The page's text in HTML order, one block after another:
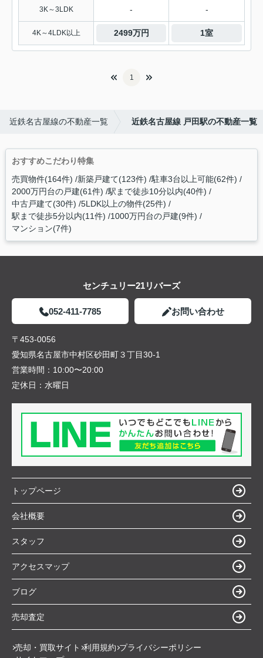
3K～3LDK - -
4K～4LDK以上 2499万円 1室
1
近鉄名古屋線の不動産一覧 近鉄名古屋線 戸田駅の不動産一覧
おすすめこだわり特集
売買物件(164件) 新築戸建て(123件) 駐車3台以上可能(62件)
2000万円台の戸建(61件) 駅まで徒歩10分以内(40件)
中古戸建て(30件) 5LDK以上の物件(25件)
駅まで徒歩5分以内(11件) 1000万円台の戸建(9件)
マンション(7件)
センチュリー21リバーズ
052-411-7785 お問い合わせ
〒453-0056
愛知県名古屋市中村区砂田町３丁目30-1
営業時間： 10:00〜20:00
定休日： 水曜日
トップページ
会社概要
スタッフ
アクセスマップ
ブログ
売却査定
売却・買取サイト 利用規約 プライバシーポリシー